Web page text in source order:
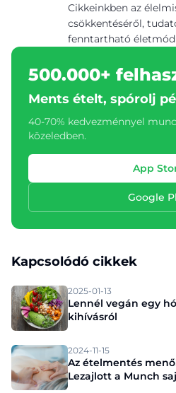
Cikkeinkben az
csökkentéséről,
fenntartható
500.000+
Ments ételt, spórolj
40-70% kedvezménnyel
közeledben.
App
Google
Kapcsolódó cikkek
2025-01-13
Lennél vegán egy
kihívásról
2024-11-15
Az ételmentés
Lezajlott a Munch